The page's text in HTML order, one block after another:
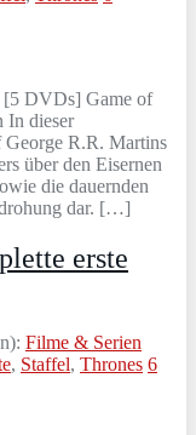
[5 DVDs] Game of
In dieser
George R.R. Martins
über den Eisernen
die dauernden
dar. […]
erste
Filme & Serien
, Staffel, Thrones 6